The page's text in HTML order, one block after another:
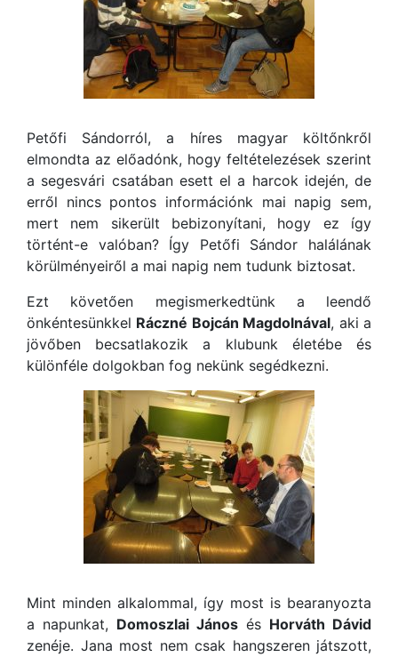
Petőfi Sándorról, a híres magyar költőnkről
elmondta az előadónk, hogy feltételezések szerint
a segesvári csatában esett el a harcok idején, de
erről nincs pontos információnk mai napig sem,
mert nem sikerült bebizonyítani, hogy ez így
történt-e valóban? Így Petőfi Sándor halálának
körülményeiről a mai napig nem tudunk biztosat.
Ezt követően megismerkedtünk a leendő
önkéntesünkkel Ráczné Bojcán Magdolnával, aki a
jövőben becsatlakozik a klubunk életébe és
különféle dolgokban fog nekünk segédkezni.
Mint minden alkalommal, így most is bearanyozta
a napunkat, Domoszlai János és Horváth Dávid
zenéje. Jana most nem csak hangszeren játszott,